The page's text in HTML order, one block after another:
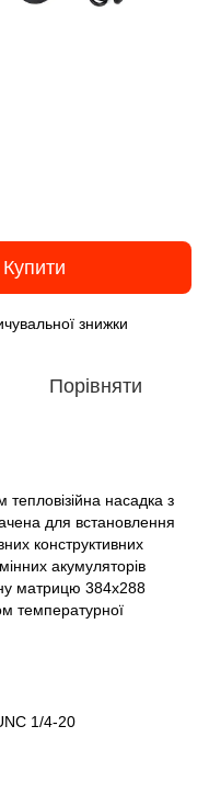
Купити
знижки
Порівняти
насадка з
для встановлення
конструктивних
акумуляторів
матрицю 384х288
температурної
1/4-20